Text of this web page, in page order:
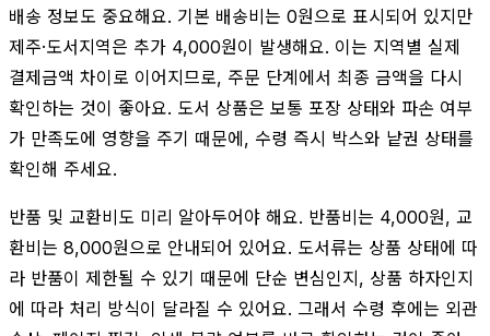
배송 정보도 중요해요. 기본 배송비는 0원으로 표시되어 있지만
제주·도서지역은 추가 4,000원이 발생해요. 이는 지역별 실제
결제금액 차이로 이어지므로, 주문 단계에서 최종 금액을 다시
확인하는 것이 좋아요. 도서 상품은 보통 포장 상태와 파손 여부
가 만족도에 영향을 주기 때문에, 수령 즉시 박스와 낱권 상태를
확인해 주세요.
반품 및 교환비도 미리 알아두어야 해요. 반품비는 4,000원, 교
환비는 8,000원으로 안내되어 있어요. 도서류는 상품 상태에 따
라 반품이 제한될 수 있기 때문에 단순 변심인지, 상품 하자인지
에 따라 처리 방식이 달라질 수 있어요. 그래서 수령 후에는 외관